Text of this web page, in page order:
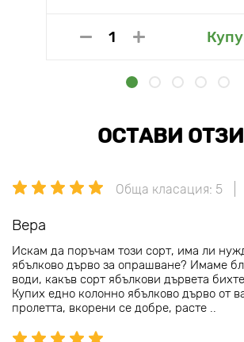
ОСТАВИ
Обща класация: 5
Вера
Искам да поръчам този сорт, има ли
ябълково дърво за опрашване? Имаме
води, какъв сорт ябълкови дървета
Купих едно колонно ябълково дърво от
пролетта, вкорени се добре, расте ..